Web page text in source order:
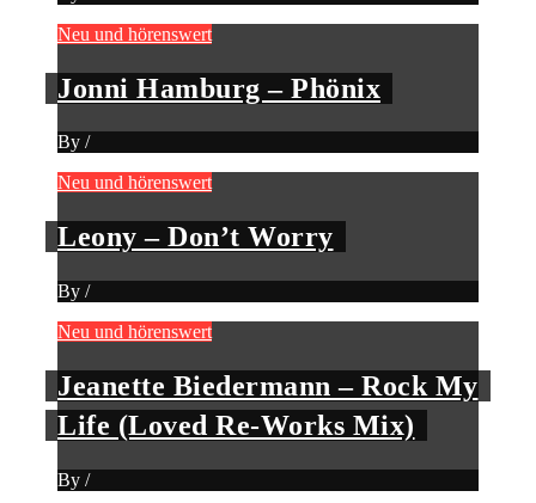
Neu und hörenswert
Jonni Hamburg – Phönix
By /
Neu und hörenswert
Leony – Don’t Worry
By /
Neu und hörenswert
Jeanette Biedermann – Rock My
Life (Loved Re-Works Mix)
By /